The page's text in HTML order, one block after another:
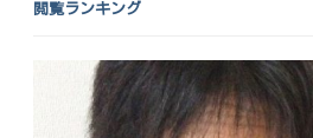
閲覧ランキング